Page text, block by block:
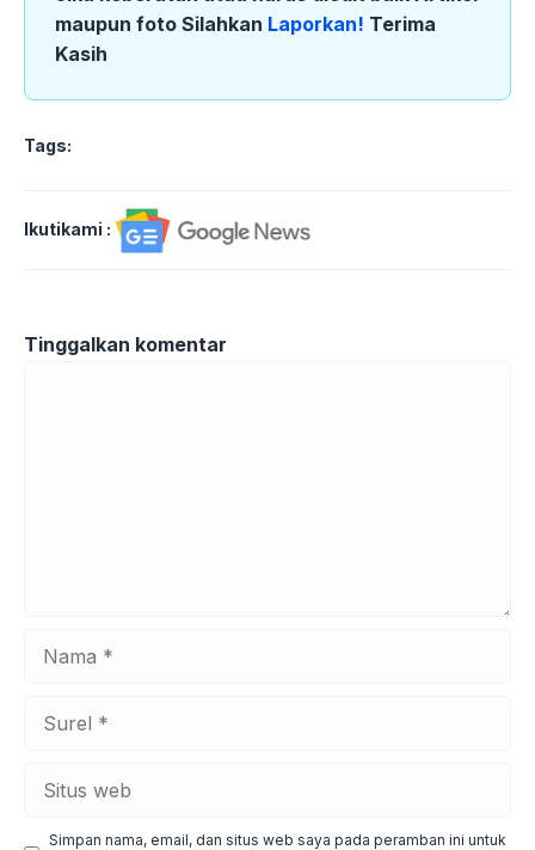
maupun foto Silahkan Laporkan! Terima
Kasih
Tags:
Ikutikami :
Tinggalkan komentar
web
Simpan nama, email, dan situs web saya pada peramban ini untuk